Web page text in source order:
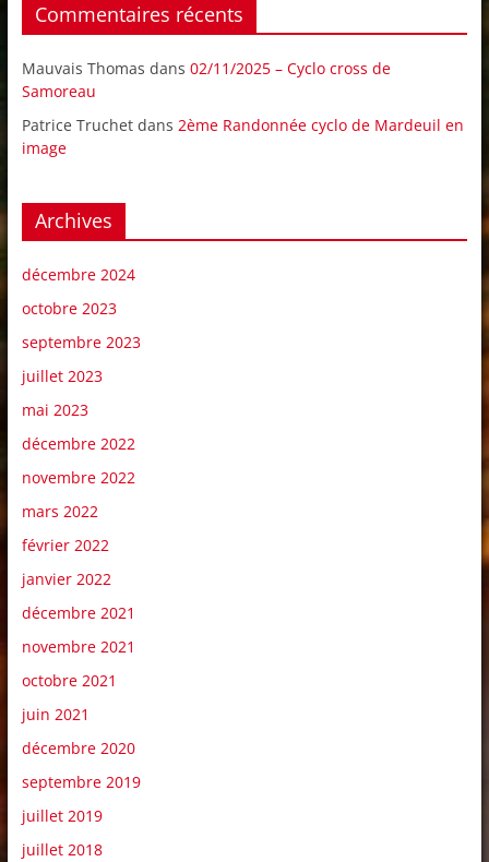
Commentaires récents
Mauvais Thomas dans 02/11/2025 – Cyclo cross de
Samoreau
Patrice Truchetdans 2ème Randonnée cyclo de Mardeuil en
image
Archives
décembre 2024
octobre 2023
septembre 2023
juillet 2023
mai 2023
décembre 2022
novembre 2022
mars 2022
février 2022
janvier 2022
décembre 2021
novembre 2021
octobre 2021
juin 2021
décembre 2020
septembre 2019
juillet 2019
juillet 2018